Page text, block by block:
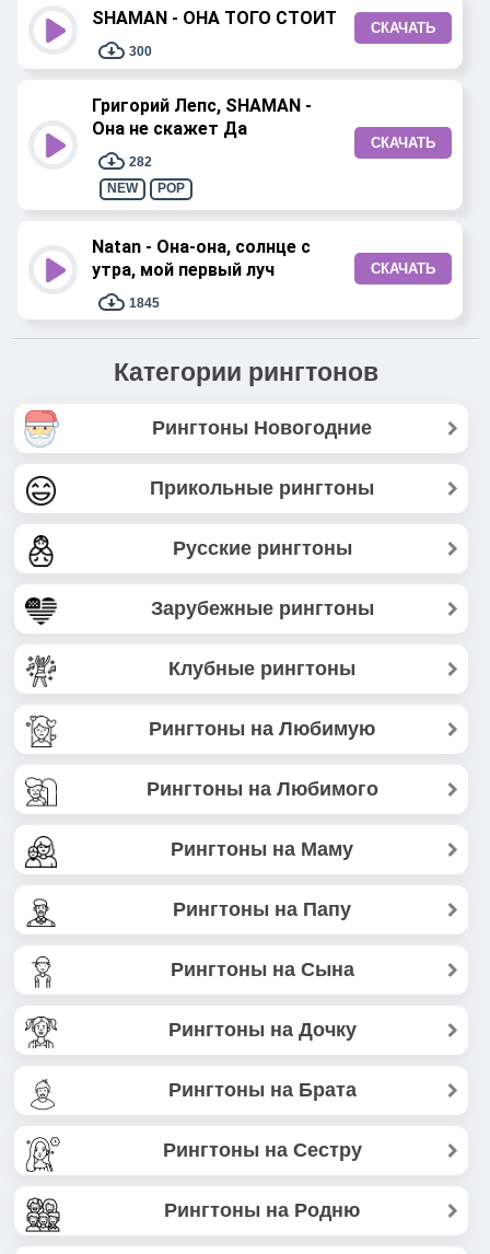
SHAMAN - ОНА ТОГО СТОИТ
300
СКАЧАТЬ
Григорий Лепс, SHAMAN -
Она не скажет Да
282
NEW
POP
СКАЧАТЬ
Natan - Она-она, солнце с
утра, мой первый луч
1845
СКАЧАТЬ
Категории рингтонов
Рингтоны Новогодние
Прикольные рингтоны
Русские рингтоны
Зарубежные рингтоны
Клубные рингтоны
Рингтоны на Любимую
Рингтоны на Любимого
Рингтоны на Маму
Рингтоны на Папу
Рингтоны на Сына
Рингтоны на Дочку
Рингтоны на Брата
Рингтоны на Сестру
Рингтоны на Родню